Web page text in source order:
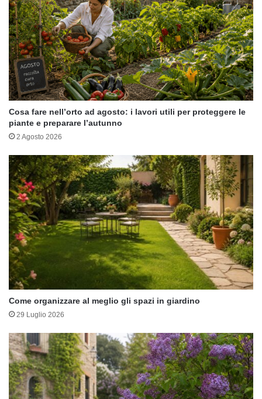
Cosa fare nell’orto ad agosto: i lavori utili per proteggere le
piante e preparare l’autunno
2 Agosto 2026
Come organizzare al meglio gli spazi in giardino
29 Luglio 2026